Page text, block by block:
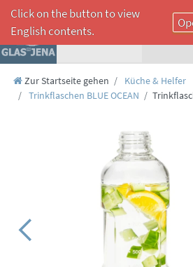
☰
Click on the button to view
English contents.
Zur Startseite gehen
Küche & Helfer
Trinkflaschen BLUE OCEAN